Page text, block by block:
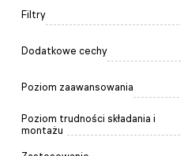
Filtry
Dodatkowe cechy
Poziom zaawansowania
Poziom trudności składania i
montażu